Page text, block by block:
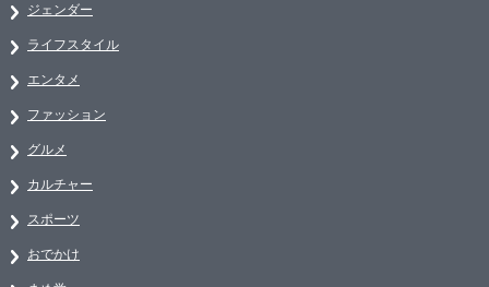
ジェンダー
ライフスタイル
エンタメ
ファッション
グルメ
カルチャー
スポーツ
おでかけ